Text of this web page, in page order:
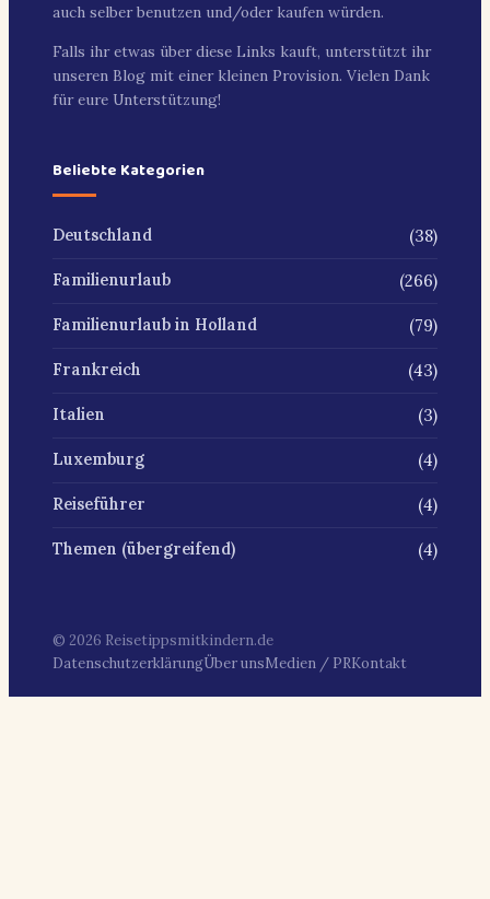
auch selber benutzen und/oder kaufen würden.
Falls ihr etwas über diese Links kauft, unterstützt ihr
unseren Blog mit einer kleinen Provision. Vielen Dank
für eure Unterstützung!
Beliebte Kategorien
Deutschland (38)
Familienurlaub (266)
Familienurlaub in Holland (79)
Frankreich (43)
Italien (3)
Luxemburg (4)
Reiseführer (4)
Themen (übergreifend) (4)
© 2026 Reisetippsmitkindern.de
DatenschutzerklärungÜber unsMedien / PRKontakt